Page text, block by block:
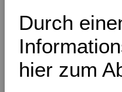
Durch
hier zum